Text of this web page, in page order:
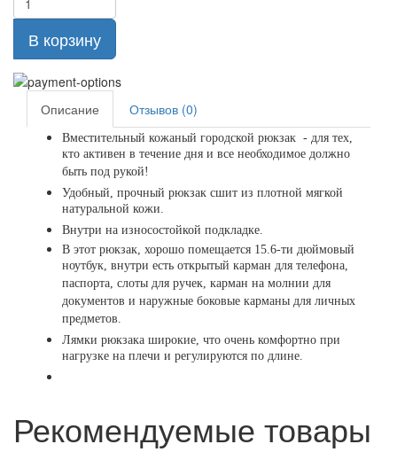
В корзину
Описание Отзывов (0)
Вместительный кожаный городской рюкзак - для тех,
кто активен в течение дня и все необходимое должно
быть под рукой!
Удобный, прочный рюкзак сшит из плотной мягкой
натуральной кожи.
Внутри на износостойкой подкладке.
В этот рюкзак, хорошо помещается 15.6-ти дюймовый
ноутбук, внутри есть открытый карман для телефона,
паспорта, слоты для ручек, карман на молнии для
документов и наружные боковые карманы для личных
предметов.
Лямки рюкзака широкие, что очень комфортно при
нагрузке на плечи и регулируются по длине.
Рекомендуемые товары